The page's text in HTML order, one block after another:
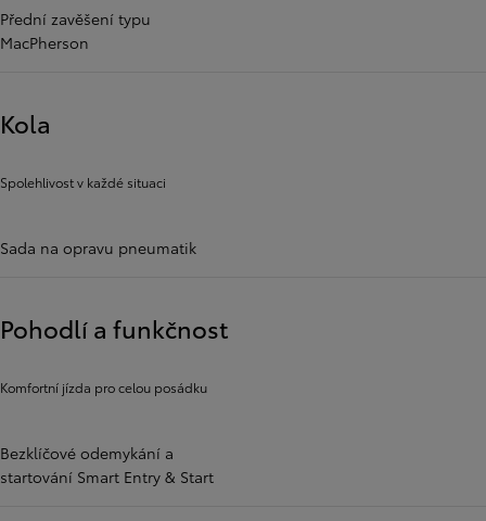
Přední zavěšení typu
MacPherson
Kola
Spolehlivost v každé situaci
Sada na opravu pneumatik
Pohodlí a funkčnost
Komfortní jízda pro celou posádku
Bezklíčové odemykání a
startování Smart Entry & Start